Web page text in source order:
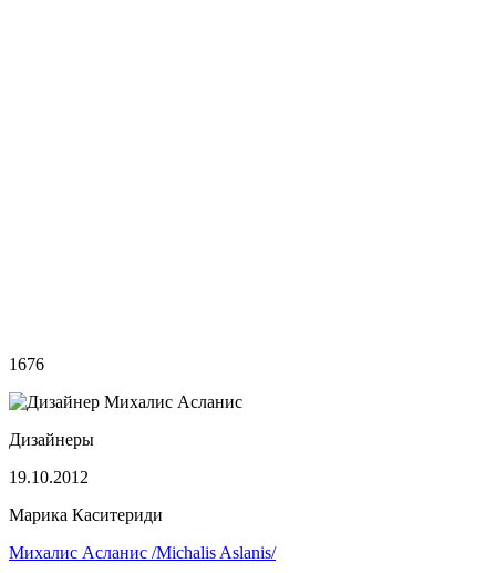
1676
Дизайнеры
19.10.2012
Марика Каситериди
Михалис Асланис /Michalis Aslanis/